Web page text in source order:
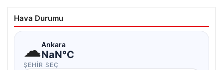
Hava Durumu
☁Ankara
NaN°C
ŞEHIR SEÇ